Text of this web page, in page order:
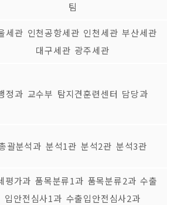
팀
세관 인천공항세관 인천세관 부산세관
대구세관 광주세관
정과 교수부 탐지견훈련센터 담당과
괄분석과 분석1관 분석2관 분석3관
평가과 품목분류1과 품목분류2과 수출
입안전심사1과 수출입안전심사2과